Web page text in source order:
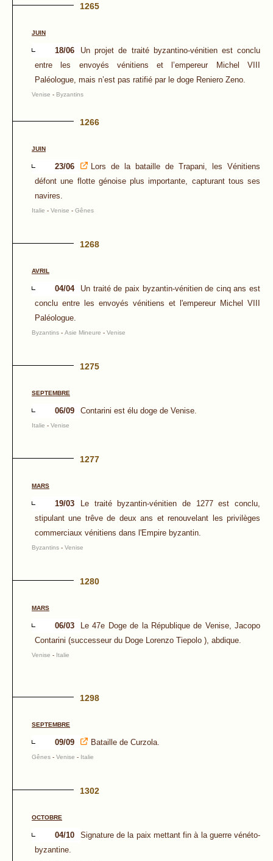
1265
JUIN
18/06
Un projet de traité byzantino-vénitien est conclu
entre les envoyés vénitiens et l’empereur Michel VIII
Paléologue, mais n’est pas ratifié par le doge Reniero Zeno.
Venise - Byzantins
1266
JUIN
23/06
Lors de la bataille de Trapani, les Vénitiens
défont une flotte génoise plus importante, capturant tous ses
navires.
Italie - Venise - Gênes
1268
AVRIL
04/04
Un traité de paix byzantin-vénitien de cinq ans est
conclu entre les envoyés vénitiens et l'empereur Michel VIII
Paléologue.
Byzantins - Asie Mineure - Venise
1275
SEPTEMBRE
06/09 Contarini est élu doge de Venise.
Italie - Venise
1277
MARS
19/03
Le traité byzantin-vénitien de 1277 est conclu,
stipulant une trêve de deux ans et renouvelant les privilèges
commerciaux vénitiens dans l'Empire byzantin.
Byzantins - Venise
1280
MARS
06/03
Le 47e Doge de la République de Venise, Jacopo
Contarini (successeur du Doge Lorenzo Tiepolo ), abdique.
Venise - Italie
1298
SEPTEMBRE
09/09 Bataille de Curzola.
Gênes - Venise - Italie
1302
OCTOBRE
04/10
Signature de la paix mettant fin à la guerre vénéto-
byzantine.